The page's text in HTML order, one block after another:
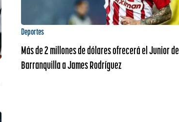
Deportes
Más de 2 millones de dólares ofrecerá el Junior de
Barranquilla a James Rodríguez